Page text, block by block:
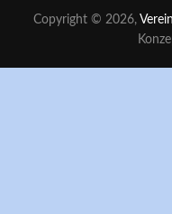
Copyright © 2026,